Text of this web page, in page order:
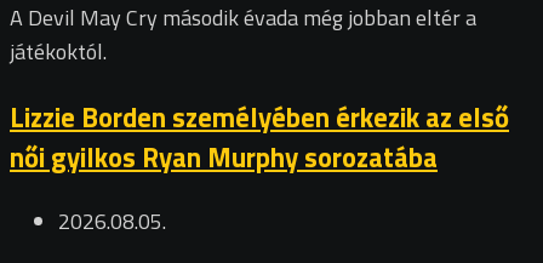
A Devil May Cry második évada még jobban eltér a
játékoktól.
Lizzie Borden személyében érkezik az első
női gyilkos Ryan Murphy sorozatába
2026.08.05.